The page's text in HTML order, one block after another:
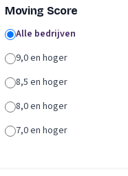
Moving Score
Alle bedrijven
9,0 en hoger
8,5 en hoger
8,0 en hoger
7,0 en hoger